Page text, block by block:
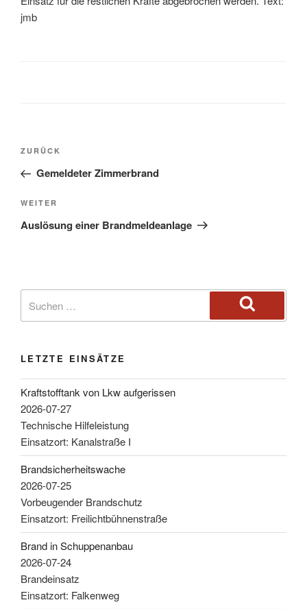
jmb
ZURÜCK
Gemeldeter Zimmerbrand
WEITER
Auslösung einer Brandmeldeanlage
LETZTE EINSÄTZE
Kraftstofftank von Lkw aufgerissen
2026-07-27
Technische Hilfeleistung
Einsatzort: Kanalstraße I
Brandsicherheitswache
2026-07-25
Vorbeugender Brandschutz
Einsatzort: Freilichtbühnenstraße
Brand in Schuppenanbau
2026-07-24
Brandeinsatz
Einsatzort: Falkenweg